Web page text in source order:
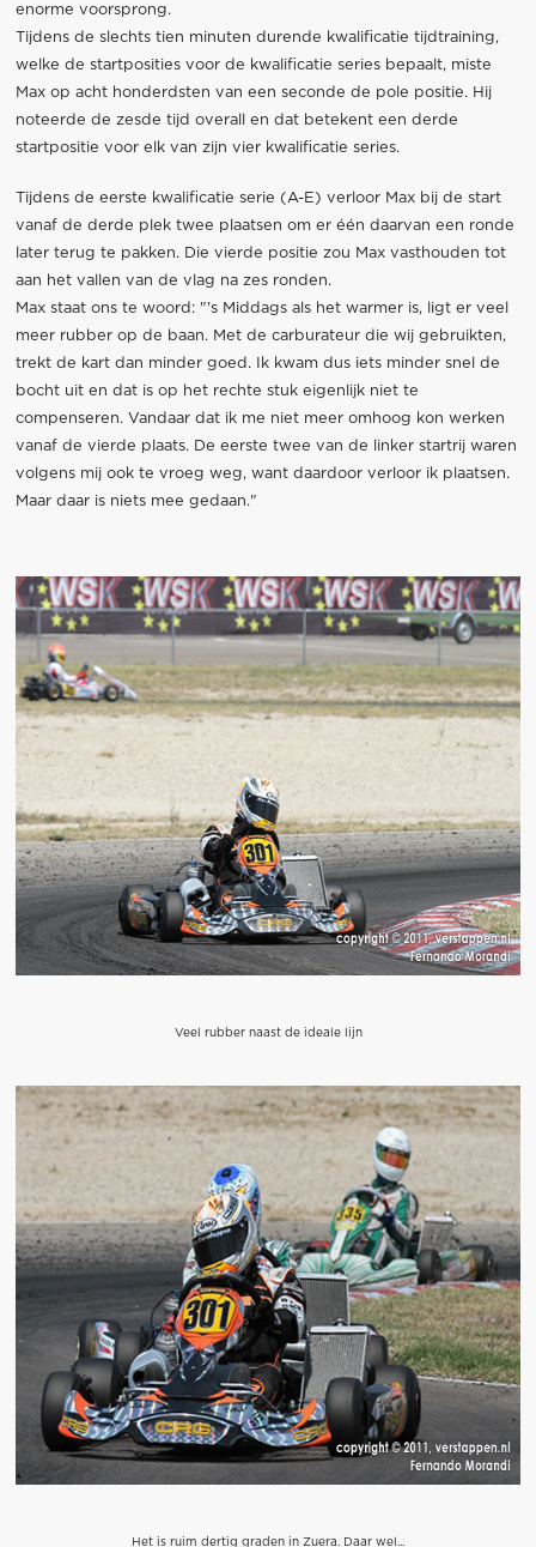
enorme voorsprong.
Tijdens de slechts tien minuten durende kwalificatie tijdtraining,
welke de startposities voor de kwalificatie series bepaalt, miste
Max op acht honderdsten van een seconde de pole positie. Hij
noteerde de zesde tijd overall en dat betekent een derde
startpositie voor elk van zijn vier kwalificatie series.
Tijdens de eerste kwalificatie serie (A-E) verloor Max bij de start
vanaf de derde plek twee plaatsen om er één daarvan een ronde
later terug te pakken. Die vierde positie zou Max vasthouden tot
aan het vallen van de vlag na zes ronden.
Max staat ons te woord: "'s Middags als het warmer is, ligt er veel
meer rubber op de baan. Met de carburateur die wij gebruikten,
trekt de kart dan minder goed. Ik kwam dus iets minder snel de
bocht uit en dat is op het rechte stuk eigenlijk niet te
compenseren. Vandaar dat ik me niet meer omhoog kon werken
vanaf de vierde plaats. De eerste twee van de linker startrij waren
volgens mij ook te vroeg weg, want daardoor verloor ik plaatsen.
Maar daar is niets mee gedaan."
Veel rubber naast de ideale lijn
Het is ruim dertig graden in Zuera. Daar wel...